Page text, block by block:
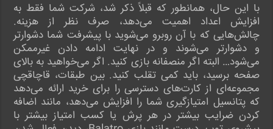
با این حال، همانطور که قبلاً ذکر شد، شرکت شما فقط به
افزایش اعداد اهمیت می‌دهد، صرف نظر از هزینه.
چالش‌هایی که با آن روبرو می‌شوید با پیشرفت شما دشوارتر
و دشوارتر می‌شوند و در نهایت ادامه دادن غیرممکن
می‌شود… البته اگر منصفانه بازی کنید. اگر می‌خواهید به بالای
صفحه برسید، باید کمی تقلب کنید. بین طبقات، قاچاقچی
مجموعه‌ای از کارت‌های دسترسی را برای خرید ارائه می‌دهد
که پتانسیل امتیازگیری شما را افزایش می‌دهد، مانند اضافه
کردن ضرایب بیشتر در هر پرش یا کسب امتیاز بیشتر با